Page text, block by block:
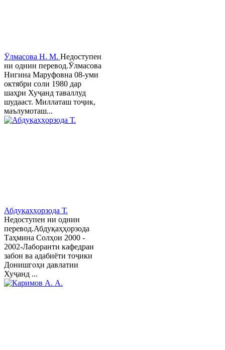
Ӯлмасова Н. М. Недоступен
ни однин перевод.Ӯлмасова
Нигина Маруфовна 08-уми
октябри соли 1980 дар
шаҳри Хуҷанд таваллуд
шудааст. Миллаташ тоҷик,
маълумоташ...
Абдуқаҳҳорзода Т.
Недоступен ни однин
перевод.Абдуқаҳҳорзода
Таҳмина Солҳои 2000 -
2002-Лаборанти кафедраи
забон ва адабиёти тоҷики
Донишгоҳи давлатии
Хуҷанд ...